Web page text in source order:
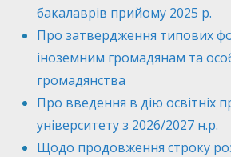
бакалаврів прийому 2025 р.
Про затвердження типових
іноземним громадянам та
громадянства
Про введення в дію освітніх
університету з 2026/2027 н.р.
Щодо продовження строку